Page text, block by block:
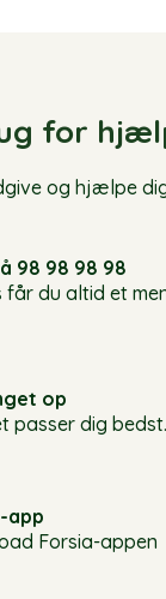
for
og hjælpe
98 98 98 98
får du altid et
op
passer dig bedst.
app
Forsia-appen